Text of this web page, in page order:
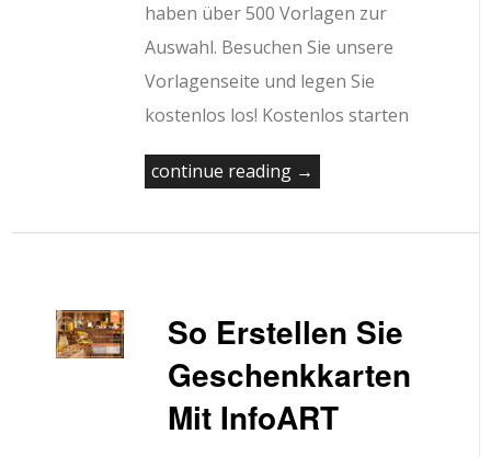
haben über 500 Vorlagen zur
Auswahl. Besuchen Sie unsere
Vorlagenseite und legen Sie
kostenlos los! Kostenlos starten
continue reading →
So Erstellen Sie
Geschenkkarten
Mit InfoART